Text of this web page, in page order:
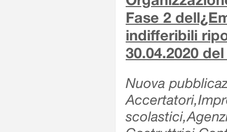
Fase 2
indifferibili
30.04.2020
Nuova